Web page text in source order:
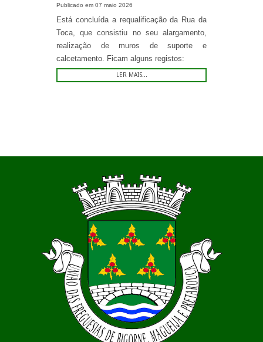
Publicado em 07 maio 2026
Está concluída a requalificação da Rua da
Toca, que consistiu no seu alargamento,
realização de muros de suporte e
calcetamento. Ficam alguns registos:
LER MAIS...